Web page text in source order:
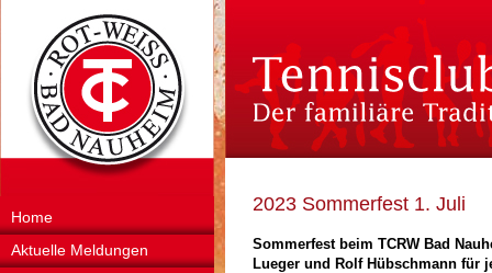
Home
Aktuelle Meldungen
2023 Sommerfest 1. Juli
Sommerfest beim TCRW Bad
Lueger und Rolf Hübschmann für